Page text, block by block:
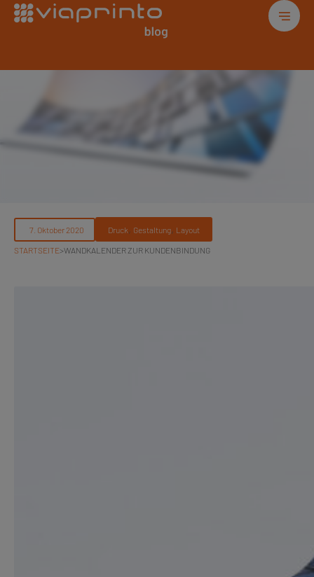
Druck , Gestaltung, Layout
STARTSEITE>WANDKALENDER ZUR KUNDENBINDUNG